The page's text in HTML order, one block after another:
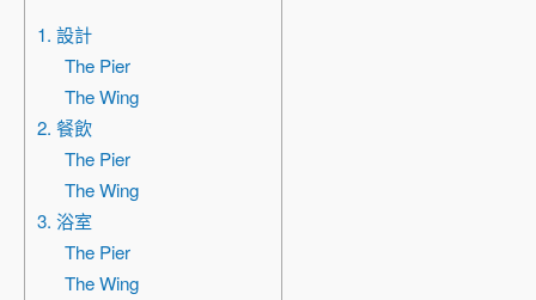
1. 設計
The Pier
The Wing
2. 餐飲
The Pier
The Wing
3. 浴室
The Pier
The Wing